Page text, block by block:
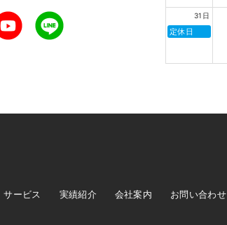
31日
定休日
サービス 実績紹介 会社案内 お問い合わせ